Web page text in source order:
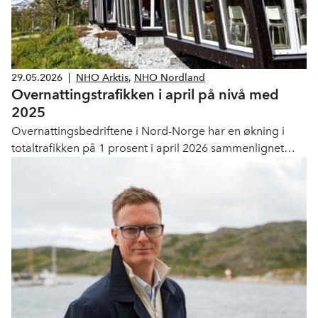
29.05.2026 NHO Arktis, NHO Nordland
Overnattingstrafikken i april på nivå med
2025
Overnattingsbedriftene i Nord-Norge har en økning i
totaltrafikken på 1 prosent i april 2026 sammenlignet
Troms har en økning i antall overnattinger på 2 prosent,
mens Finnmark har en nedgang på 2 prosent. Svalbard
har en nedgang i totaltrafikken på 3 prosent.